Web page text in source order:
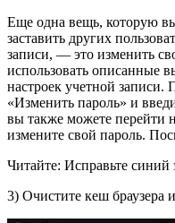
Еще одна вещь, которую
заставить других
записи, — это изменить
использовать описанные
настроек учетной записи.
«Изменить пароль» и
вы также можете перейти
измените свой пароль.
Читайте: Исправьте
3) Очистите кеш браузера